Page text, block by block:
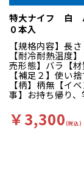
特大ナイフ 白
０本入
【規格内容】長
【耐冷耐熱温度
売形態】バラ【材
【補足２】使い
【柄】柄無【イ
事】お持ち帰り
祭、屋台、出店
Ｑ、バーベキュ
ー【商品特徴】
ートなど、多様
￥3,300(税込)